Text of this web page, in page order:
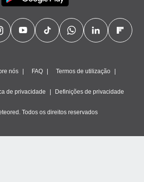
nós FAQ Termos de utilização
de privacidade Definições de privacidade
Todos os direitos reservados